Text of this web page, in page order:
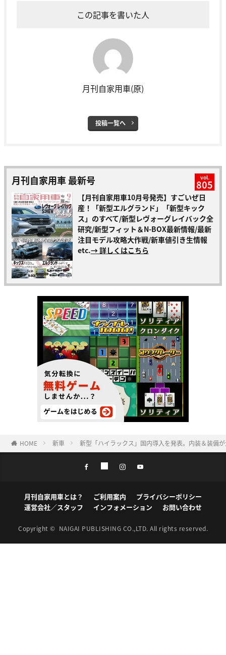
この記事を書いた人
月刊自家用車(原)
投稿一覧へ
月刊自家用車 最新号 vol.
805
【月刊自家用車10月号発売】すごいぜ日
産！「新型エルグランド」「新型キック
ス」のすべて/新型レヴォーグレイバック全
研究/新型フィット＆N-BOX最新情報/最新
注目モデル攻略大作戦/新車値引き生情報
etc.→ 詳しくはこちら
HOME 新車 新型「ハイラックス」国内導入を発表。内装＆装備
月刊自家用車とは？ ご利用案内
プライバシーポリシー
運営会社／スタッフ
インフォメーション お問い合わせ
Copyright © NAIGAI PUBLISHING CO.,LTD. All rights reserved.